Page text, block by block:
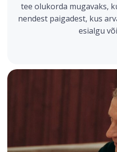
tee olukorda mugavaks,
nendest paigadest, kus
esialgu